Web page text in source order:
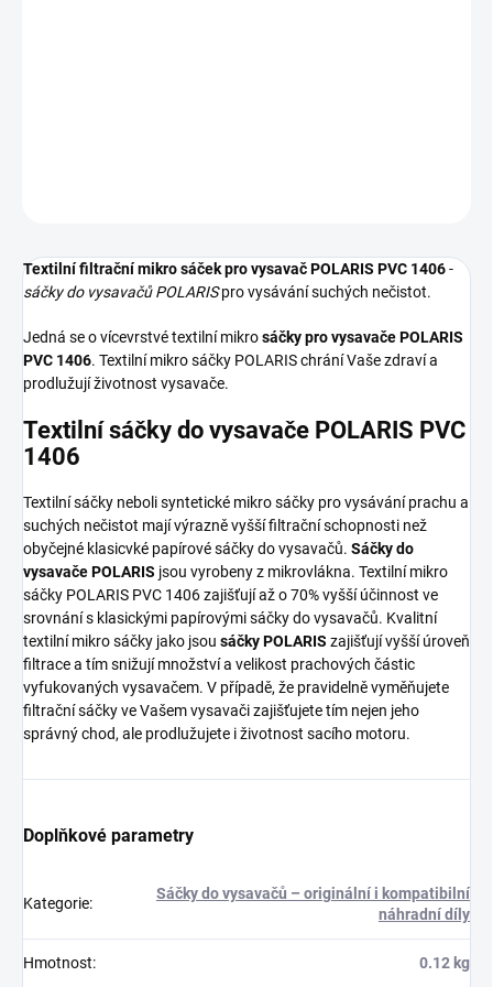
Textilní filtrační mikro sáček pro vysavač POLARIS PVC 1406-
sáčky do vysavačů POLARISpro vysávání suchých nečistot.
Jedná se o vícevrstvé textilní mikrosáčky pro vysavače POLARIS
PVC 1406. Textilní mikro sáčky POLARIS chrání Vaše zdraví a
prodlužují životnost vysavače.
Textilní sáčky do vysavače POLARIS PVC
1406
Textilní sáčky neboli syntetické mikro sáčky pro vysávání prachu a
suchých nečistot mají výrazně vyšší filtrační schopnosti než
obyčejné klasicvké papírové sáčky do vysavačů. Sáčky do
vysavače POLARIS jsou vyrobeny z mikrovlákna. Textilní mikro
sáčky POLARIS PVC 1406 zajišťují až o 70% vyšší účinnost ve
srovnání s klasickými papírovými sáčky do vysavačů. Kvalitní
textilní mikro sáčky jako jsou sáčky POLARIS zajišťují vyšší úroveň
filtrace a tím snižují množství a velikost prachových částic
vyfukovaných vysavačem. V případě, že pravidelně vyměňujete
filtrační sáčky ve Vašem vysavači zajišťujete tím nejen jeho
správný chod, ale prodlužujete i životnost sacího motoru.
Doplňkové parametry
Kategorie:
Sáčky do vysavačů – originální i kompatibilní
náhradní díly
Hmotnost: 0.12 kg